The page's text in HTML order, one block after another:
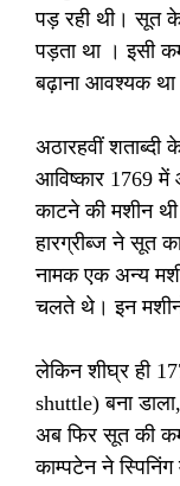
पड़ रही थी। सूत
पड़ता था । इसी
बढ़ाना आवश्यक
अठारहवीं शताब्दी
आविष्कार 1769 में
काटने की मशीन
हारग्रीब्ज ने सूत
नामक एक अन्य
चलते थे। इन
लेकिन शीघ्र ही
shuttle) बना
अब फिर सूत की
काम्पटेन ने